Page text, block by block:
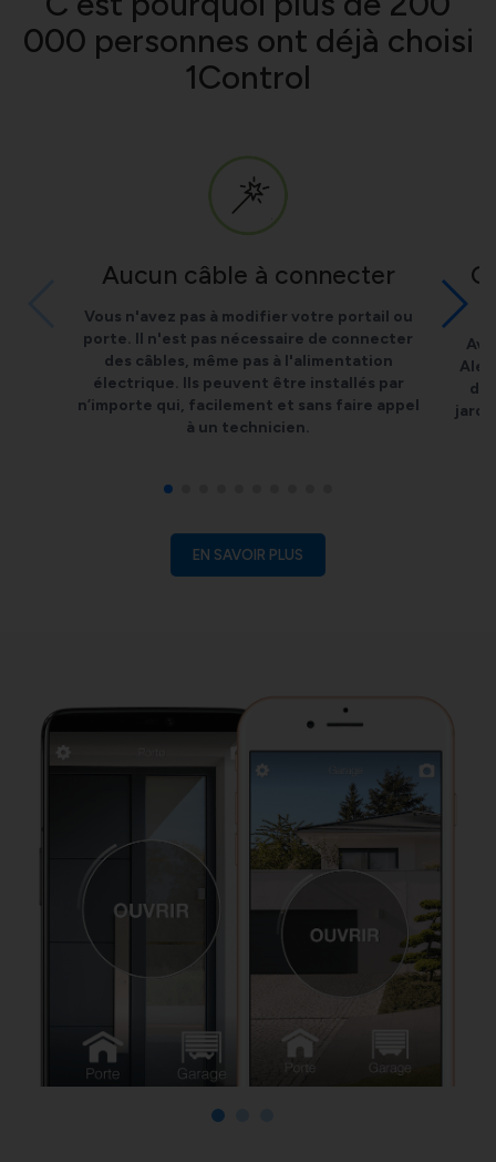
000 personnes ont déjà choisi
1Control
Aucun câble à connecter
Vous n'avez pas à modifier votre portail ou
porte. Il n'est pas nécessaire de connecter
des câbles, même pas à l'alimentation
électrique. Ils peuvent être installés par
n’importe qui, facilement et sans faire appel
à un technicien.
EN SAVOIR PLUS